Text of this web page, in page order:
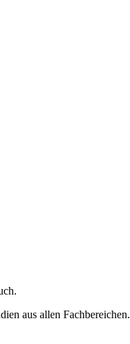
aus allen Fachbereichen.